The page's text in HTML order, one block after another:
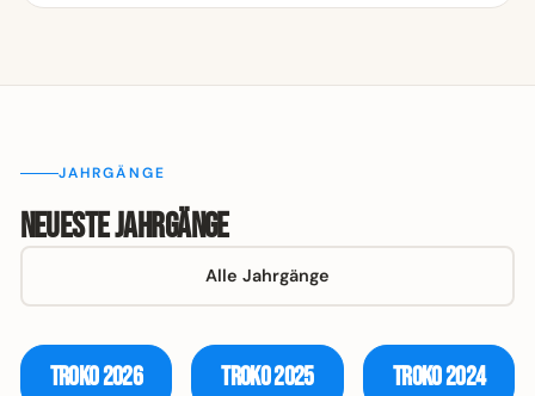
JAHRGÄNGE
Neueste Jahrgänge
Alle Jahrgänge
Troko2026 Troko2025 Troko2024